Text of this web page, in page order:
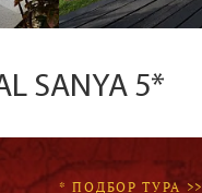
SANYA 5*
* ПОДБОР ТУРА >>